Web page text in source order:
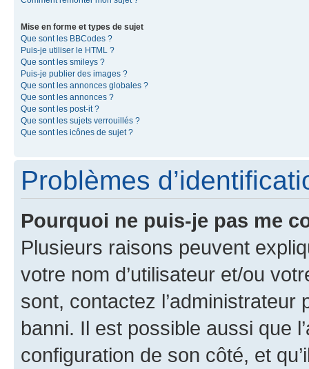
Mise en forme et types de sujet
Que sont les BBCodes ?
Puis-je utiliser le HTML ?
Que sont les smileys ?
Puis-je publier des images ?
Que sont les annonces globales ?
Que sont les annonces ?
Que sont les post-it ?
Que sont les sujets verrouillés ?
Que sont les icônes de sujet ?
Problèmes
Pourquoi ne puis-je pas me
Plusieurs raisons peuvent
votre nom d’utilisateur et/ou
sont, contactez l’administrateur
banni. Il est possible aussi que
configuration de son côté, et